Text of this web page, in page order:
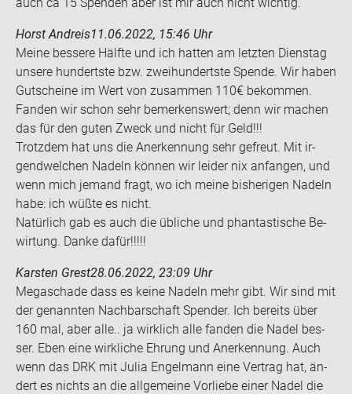
Horst Andreis11.06.2022, 15:46 Uhr
Meine bes­se­re Hälf­te und ich hat­ten am letz­ten Diens­tag
un­se­re hun­derts­te bzw. zwei­hun­derts­te Spen­de. Wir haben
Gut­schei­ne im Wert von zu­sam­men 110€ be­kom­men.
Fan­den wir schon sehr be­mer­kens­wert; denn wir ma­chen
das für den guten Zweck und nicht für Geld!!!
Trotz­dem hat uns die An­er­ken­nung sehr ge­freut. Mit ir­
gend­wel­chen Na­deln kön­nen wir lei­der nix an­fan­gen, und
wenn mich je­mand fragt, wo ich meine bis­he­ri­gen Na­deln
habe: ich wüßte es nicht.
Na­tür­lich gab es auch die üb­li­che und phan­tas­ti­sche Be­
wir­tung. Danke dafür!!!!!
Karsten Grest28.06.2022, 23:09 Uhr
Me­ga­scha­de dass es keine Na­deln mehr gibt. Wir sind mit
der ge­nann­ten Nach­bar­schaft Spen­der. Ich be­reits über
160 mal, aber alle.. ja wirk­lich alle fan­den die Nadel bes­
ser. Eben eine wirk­li­che Eh­rung und An­er­ken­nung. Auch
wenn das DRK mit Julia En­gel­mann eine Ver­trag hat, än­
dert es nichts an die all­ge­mei­ne Vor­lie­be einer Nadel die